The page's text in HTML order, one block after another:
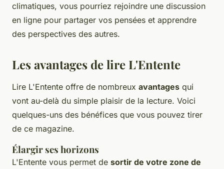
climatiques, vous pourriez rejoindre une discussion
en ligne pour partager vos pensées et apprendre
des perspectives des autres.
Les avantages de lire L'Entente
Lire L'Entente offre de nombreux avantages qui
vont au-delà du simple plaisir de la lecture. Voici
quelques-uns des bénéfices que vous pouvez tirer
de ce magazine.
Élargir ses horizons
L'Entente vous permet de sortir de votre zone de